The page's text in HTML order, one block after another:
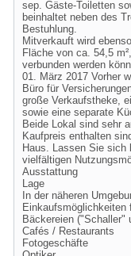
sep. Gäste-Toiletten
beinhaltet neben des
Bestuhlung.
Mitverkauft wird
Fläche von ca. 54,5
verbunden werden
01. März 2017 Vorher
Büro für
große Verkaufstheke,
sowie eine separate
Beide Lokal sind sehr
Kaufpreis enthalten
Haus. Lassen Sie sich
vielfältigen
Ausstattung
Lage
In der näheren
Einkaufsmöglichkeiten
Bäckereien ("Schaller"
Cafés / Restaurants
Fotogeschäfte